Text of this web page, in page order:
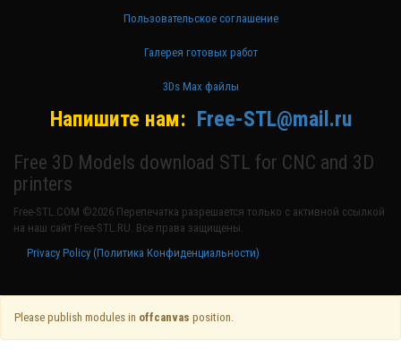
Пользовательское соглашение
Галерея готовых работ
3Ds Max файлы
Напишите нам: Free-STL@mail.ru
Free 3D Models download STL for CNC and 3D
printers
Free-STL.COM ©2026 Перепечатка разрешается только с активной ссылкой
на наш сайт Free-STL.RU. Все права защищены.
Privacy Policy (Политика Конфиденциальности)
Please publish modules in offcanvas position.